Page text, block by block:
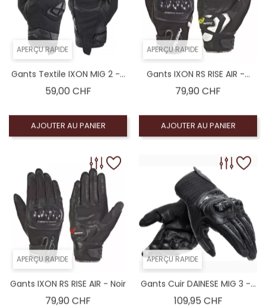
APERÇU RAPIDE
Gants Textile IXON MIG 2 -...
59,00 CHFPrix
AJOUTER AU PANIER
APERÇU RAPIDE
Gants IXON RS RISE AIR -...
79,90 CHF
AJOUTER AU PANIER
APERÇU RAPIDE
Gants IXON RS RISE AIR - Noir
79,90 CHF
APERÇU RAPIDE
Gants Cuir DAINESE MIG 3 -...
109,95 CHFPrix